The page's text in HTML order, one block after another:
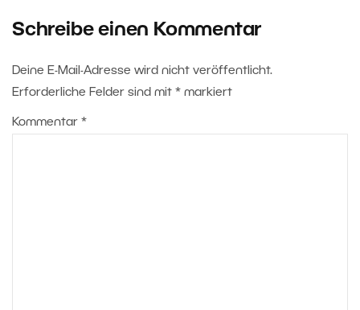
Schreibe einen Kommentar
Deine E-Mail-Adresse wird nicht veröffentlicht.
Erforderliche Felder sind mit * markiert
Kommentar *